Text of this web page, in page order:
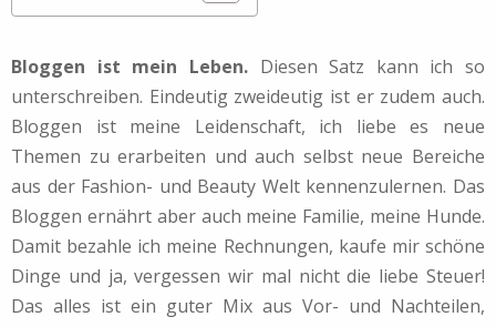
Bloggen ist mein Leben.Diesen Satz kann ich so
unterschreiben. Eindeutig zweideutig ist er zudem auch.
Bloggen ist meine Leidenschaft, ich liebe es neue
Themen zu erarbeiten und auch selbst neue Bereiche
aus der Fashion- und Beauty Welt kennenzulernen. Das
Bloggen ernährt aber auch meine Familie, meine Hunde.
Damit bezahle ich meine Rechnungen, kaufe mir schöne
Dinge und ja, vergessen wir mal nicht die liebe Steuer!
Das alles ist ein guter Mix aus Vor- und Nachteilen,